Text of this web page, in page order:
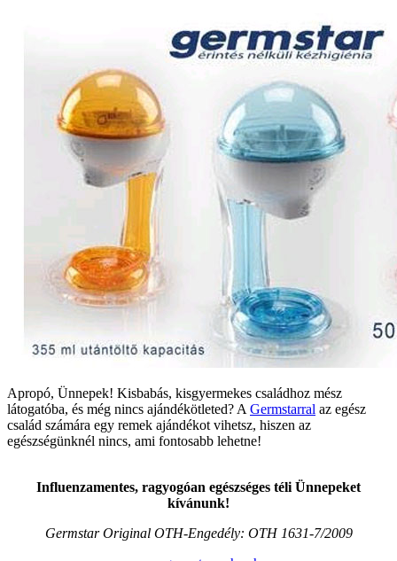
Apropó, Ünnepek! Kisbabás, kisgyermekes családhoz mész
látogatóba, és még nincs ajándékötleted? A Germstarral az egész
család számára egy remek ajándékot vihetsz, hiszen az
egészségünknél nincs, ami fontosabb lehetne!
Influenzamentes, ragyogóan egészséges téli Ünnepeket
kívánunk!
Germstar Original OTH-Engedély: OTH 1631-7/2009